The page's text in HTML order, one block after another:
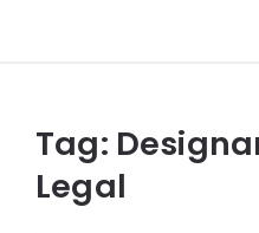
Tag:
Legal